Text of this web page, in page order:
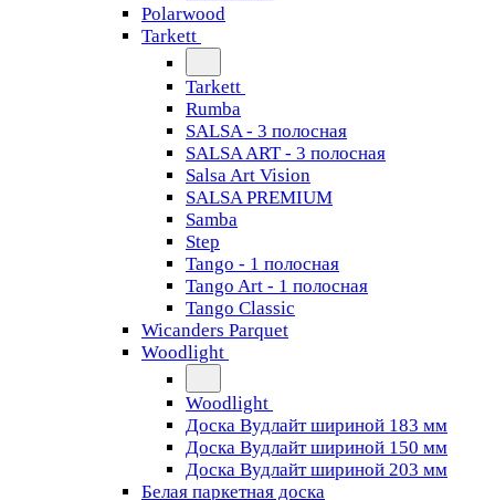
Polarwood
Tarkett
Tarkett
Rumba
SALSA - 3 полосная
SALSA ART - 3 полосная
Salsa Art Vision
SALSA PREMIUM
Samba
Step
Tango - 1 полосная
Tango Art - 1 полосная
Tango Classiс
Wicanders Parquet
Woodlight
Woodlight
Доска Вудлайт шириной 183 мм
Доска Вудлайт шириной 150 мм
Доска Вудлайт шириной 203 мм
Белая паркетная доска